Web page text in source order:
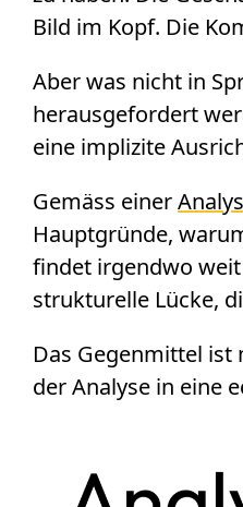
Bild im Kopf. Die
Aber was nicht in
herausgefordert
eine implizite
Gemäss einer
Hauptgründe,
findet irgendwo
strukturelle Lücke,
Das Gegenmittel
der Analyse in eine